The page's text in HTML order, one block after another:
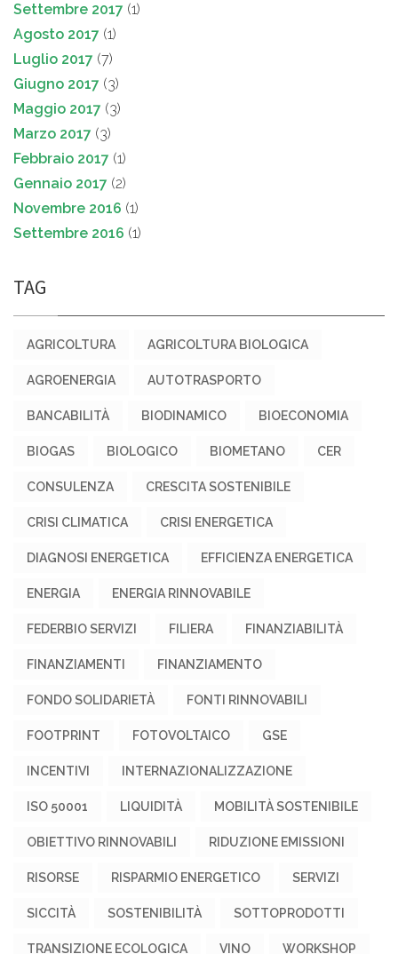
Settembre 2017 (1)
Agosto 2017 (1)
Luglio 2017 (7)
Giugno 2017 (3)
Maggio 2017 (3)
Marzo 2017 (3)
Febbraio 2017 (1)
Gennaio 2017 (2)
Novembre 2016 (1)
Settembre 2016 (1)
TAG
AGRICOLTURA AGRICOLTURA BIOLOGICA
AGROENERGIA AUTOTRASPORTO
BANCABILITÀ BIODINAMICO BIOECONOMIA
BIOGAS BIOLOGICO BIOMETANO CER
CONSULENZA CRESCITA SOSTENIBILE
CRISI CLIMATICA CRISI ENERGETICA
DIAGNOSI ENERGETICA EFFICIENZA ENERGETICA
ENERGIA ENERGIA RINNOVABILE
FEDERBIO SERVIZI FILIERA FINANZIABILITÀ
FINANZIAMENTI FINANZIAMENTO
FONDO SOLIDARIETÀ FONTI RINNOVABILI
FOOTPRINT FOTOVOLTAICO GSE
INCENTIVI INTERNAZIONALIZZAZIONE
ISO 50001 LIQUIDITÀ MOBILITÀ SOSTENIBILE
OBIETTIVO RINNOVABILI RIDUZIONE EMISSIONI
RISORSE RISPARMIO ENERGETICO SERVIZI
SICCITÀ SOSTENIBILITÀ SOTTOPRODOTTI
TRANSIZIONE ECOLOGICA VINO WORKSHOP